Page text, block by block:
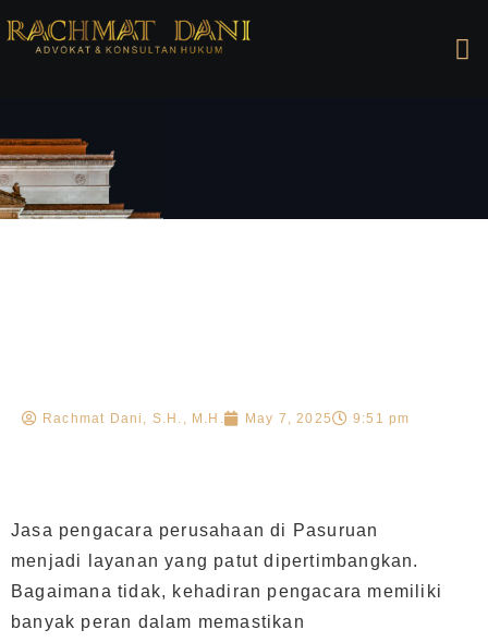
Rachmat Dani, S.H., M.H. May 7, 2025 9:51 pm
Jasa pengacara perusahaan di Pasuruan
menjadi layanan yang patut dipertimbangkan.
Bagaimana tidak, kehadiran pengacara memiliki
banyak peran dalam memastikan